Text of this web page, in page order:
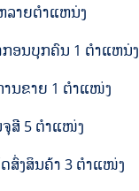
າຍຕໍາແຫນ່ງ
ອນບຸກຄົນ 1 ຕຳແຫນ່ງ
ນຂາຍ 1 ຕຳແໜ່ງ
ສີ 5 ຕຳແໜ່ງ
ສົ່ງສິນຄ້າ 3 ຕຳແໜ່ງ